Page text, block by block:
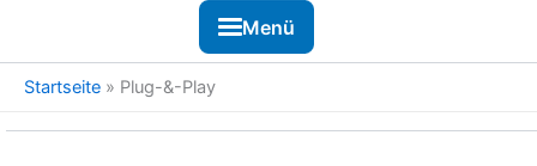
Menü
Startseite » Plug-&-Play